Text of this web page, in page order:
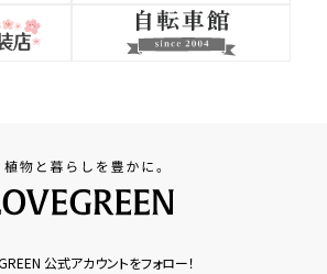
公式アカウントをフォロー！